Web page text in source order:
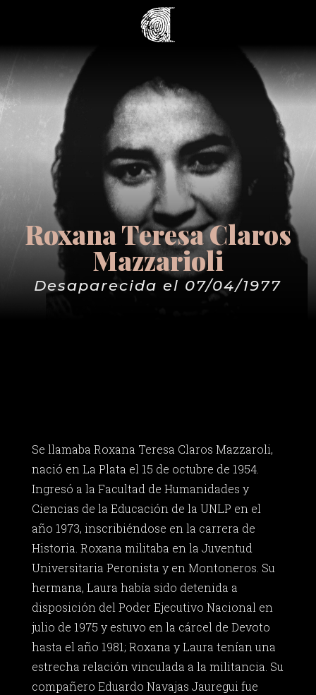
Roxana Teresa Claros
Mazzarioli
Desaparecida el 07/04/1977
Se llamaba Roxana Teresa Claros Mazzaroli,
nació en La Plata el 15 de octubre de 1954.
Ingresó a la Facultad de Humanidades y
Ciencias de la Educación de la UNLP en el
año 1973, inscribiéndose en la carrera de
Historia. Roxana militaba en la Juventud
Universitaria Peronista y en Montoneros. Su
hermana, Laura había sido detenida a
disposición del Poder Ejecutivo Nacional en
julio de 1975 y estuvo en la cárcel de Devoto
hasta el año 1981; Roxana y Laura tenían una
estrecha relación vinculada a la militancia. Su
compañero Eduardo Navajas Jauregui fue